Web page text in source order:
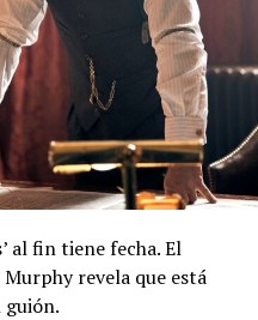
al fin tiene fecha. El
revela que está
guión.